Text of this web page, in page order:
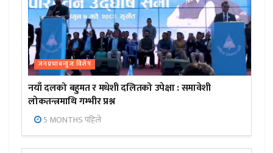
जनप्रभाबन्युज विशेष
नयाँ दलको बहुमत र मधेशी दलितको उपेक्षा : समावेशी
लोकतन्त्रमाथि गम्भीर प्रश्न
5 MONTHS पहिले